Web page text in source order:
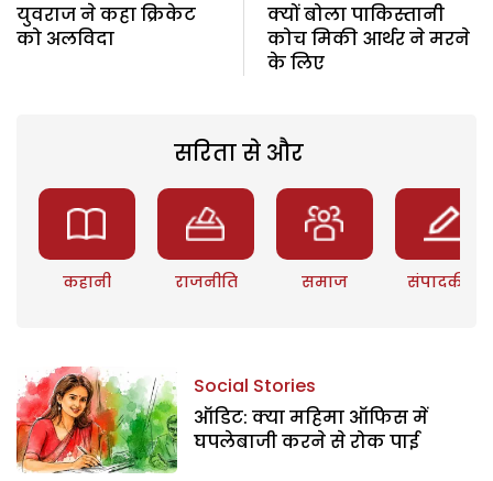
युवराज ने कहा क्रिकेट
को अलविदा
क्यों बोला पाकिस्तानी
कोच मिकी आर्थर ने मरने
के लिए
सरिता से और
कहानी राजनीति समाज संपादकीय
Social Stories
ऑडिट: क्या महिमा ऑफिस में
घपलेबाजी करने से रोक पाई